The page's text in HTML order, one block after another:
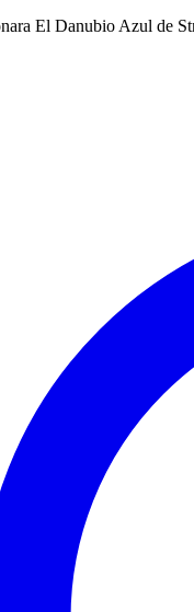
El Danubio Azul de